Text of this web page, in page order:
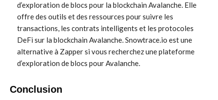
d’exploration de blocs pour la blockchain Avalanche. Elle
offre des outils et des ressources pour suivre les
transactions, les contrats intelligents et les protocoles
DeFi sur la blockchain Avalanche. Snowtrace.io est une
alternative à Zapper si vous recherchez une plateforme
d’exploration de blocs pour Avalanche.
Conclusion